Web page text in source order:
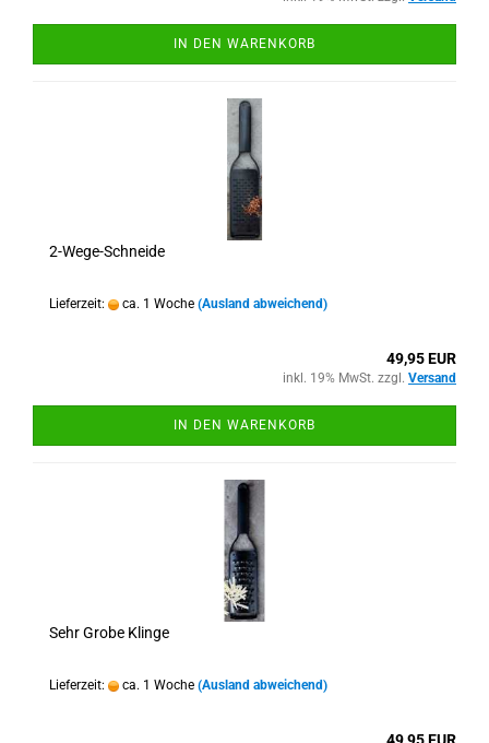
IN DEN WARENKORB
2-Wege-Schneide
Lieferzeit: ca. 1 Woche (Ausland abweichend)
49,95 EUR
inkl. 19% MwSt. zzgl. Versand
IN DEN WARENKORB
Sehr Grobe Klinge
Lieferzeit: ca. 1 Woche (Ausland abweichend)